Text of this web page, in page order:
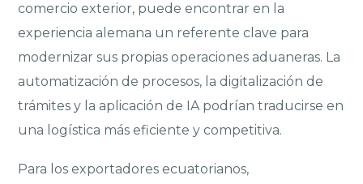
comercio exterior, puede encontrar en la
experiencia alemana un referente clave para
modernizar sus propias operaciones aduaneras. La
automatización de procesos, la digitalización de
trámites y la aplicación de IA podrían traducirse en
una logística más eficiente y competitiva.
Para los exportadores ecuatorianos,